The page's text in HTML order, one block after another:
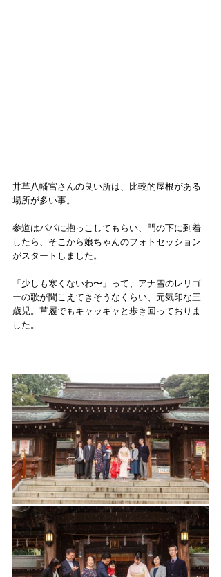
井草八幡宮さんの良い所は、比較的屋根がある
場所が多い事。
参道はパパに抱っこしてもらい、門の下に到着
したら、そこから娘ちゃんのフォトセッション
がスタートしました。
「少しも寒くないわ〜」って、アナ雪のレリゴ
ーの歌が聞こえてきそうなくらい、元気印な三
歳児。草履でもキャッキャと歩き回っておりま
した。